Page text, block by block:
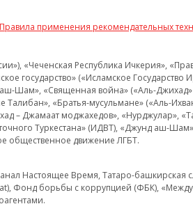
Правила применения рекомендательных
«Чеченская Республика Ичкерия»,
государство» («Исламское
Шам», «Священная война» («Аль-Джихад»
«Братья-мусульмане» («Аль-
– Джамаат моджахедов», «Нурджулар»,
Туркестана» (ИДВТ), «Джунд аш-
общественное движение ЛГБТ.
Настоящее Время, Татаро-
Фонд борьбы с коррупцией (ФБК),